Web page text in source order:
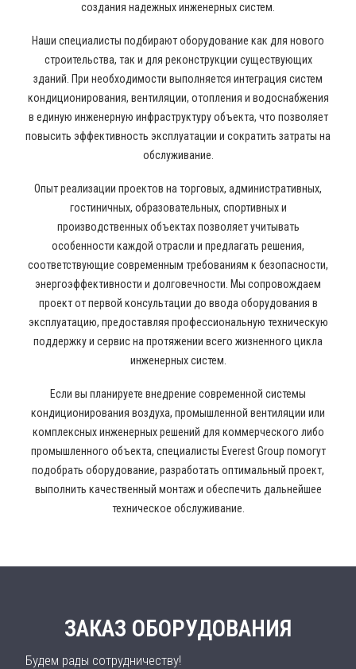
создания надежных инженерных систем.
Наши специалисты подбирают оборудование как для нового
строительства, так и для реконструкции существующих
зданий. При необходимости выполняется интеграция систем
кондиционирования, вентиляции, отопления и водоснабжения
в единую инженерную инфраструктуру объекта, что позволяет
повысить эффективность эксплуатации и сократить затраты на
обслуживание.
Опыт реализации проектов на торговых, административных,
гостиничных, образовательных, спортивных и
производственных объектах позволяет учитывать
особенности каждой отрасли и предлагать решения,
соответствующие современным требованиям к безопасности,
энергоэффективности и долговечности. Мы сопровождаем
проект от первой консультации до ввода оборудования в
эксплуатацию, предоставляя профессиональную техническую
поддержку и сервис на протяжении всего жизненного цикла
инженерных систем.
Если вы планируете внедрение современной системы
кондиционирования воздуха, промышленной вентиляции или
комплексных инженерных решений для коммерческого либо
промышленного объекта, специалисты Everest Group помогут
подобрать оборудование, разработать оптимальный проект,
выполнить качественный монтаж и обеспечить дальнейшее
техническое обслуживание.
ЗАКАЗ ОБОРУДОВАНИЯ
Будем рады сотрудничеству!